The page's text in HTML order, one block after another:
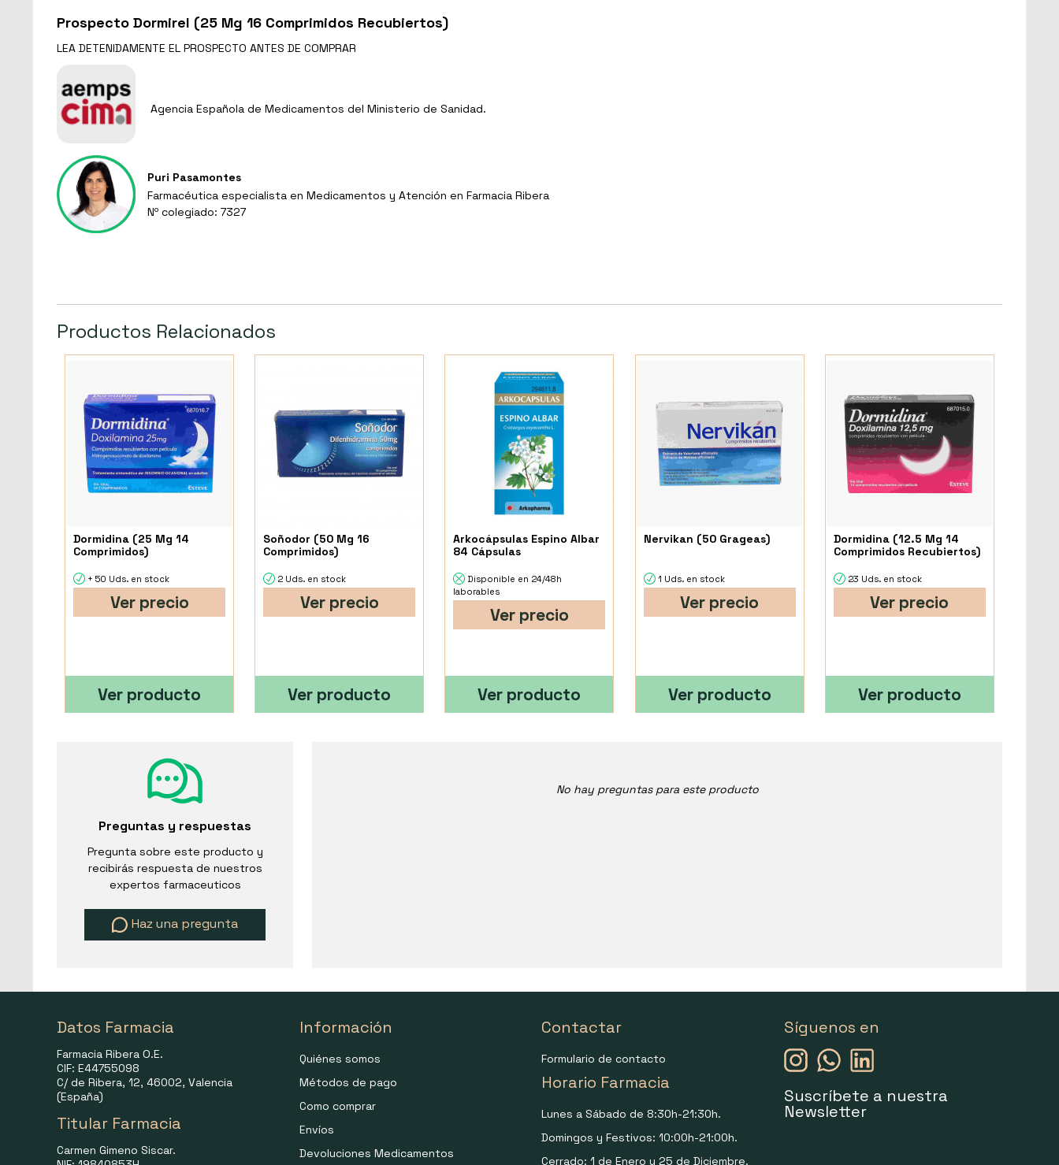
Prospecto Dormirel (25 Mg 16 Comprimidos Recubiertos)
LEA DETENIDAMENTE EL PROSPECTO ANTES DE COMPRAR
Agencia Española de Medicamentos del Ministerio de Sanidad.
Puri Pasamontes
Farmacéutica especialista en Medicamentos y Atención en Farmacia Ribera
Nº colegiado: 7327
Productos Relacionados
Dormidina (25 Mg 14
Comprimidos)
+ 50 Uds. en stock
Ver precio
Ver producto
Soñodor (50 Mg 16
Comprimidos)
2 Uds. en stock
Ver precio
Ver producto
Arkocápsulas Espino Albar
84 Cápsulas
Disponible en 24/48h
laborables
Ver precio
Ver producto
Nervikan (50 Grageas)
1 Uds. en stock
Ver precio
Ver producto
Dormidina (12.5 Mg 14
Comprimidos Recubiertos)
23 Uds. en stock
Ver precio
Ver producto
Preguntas y respuestas
Pregunta sobre este producto y
recibirás respuesta de nuestros
expertos farmaceuticos
Haz una pregunta
No hay preguntas para este producto
Datos Farmacia
Farmacia Ribera O.E.
CIF: E44755098
C/ de Ribera, 12, 46002, Valencia
(España)
Titular Farmacia
Carmen Gimeno Siscar.
Información
Quiénes somos
Métodos de pago
Como comprar
Envíos
Devoluciones Medicamentos
Contactar
Formulario de contacto
Horario Farmacia
Lunes a Sábado de 8:30h-21:30h.
Domingos y Festivos: 10:00h-21:00h.
Cerrado: 1 de Enero y 25 de Diciembre.
Síguenos en
Suscríbete a nuestra
Newsletter